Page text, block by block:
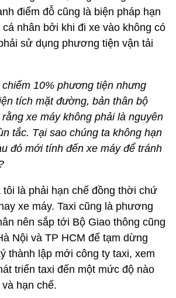
điểm đỗ cũng là biện pháp hạn
nhân bởi khi đi xe vào không có
sử dụng phương tiện vận tải
10% phương tiện nhưng
tích mặt đường, bản thân bộ
xe máy không phải là nguyên
tắc. Tại sao chúng ta không hạn
đó mới tính đến xe máy để tránh
tôi là phải hạn chế đồng thời chứ
xe máy. Taxi cũng là phương
nên sắp tới Bộ Giao thông cũng
Nội và TP HCM để tạm dừng
thành lập mới công ty taxi, xem
triển taxi đến một mức độ nào
hạn chế.